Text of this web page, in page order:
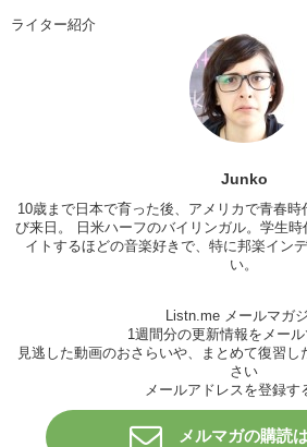
ライター紹介
Junko
10歳まで日本で育った後、アメリカで青春
び来日。 日米ハーフのバイリンガル。学生
イトするほどの音楽好きで、特に邦楽イン
い。
Listn.me メールマガ
1週間分の更新情報をメー
見逃した動画のおさらいや、まとめて復習
さい
メールアドレスを登録す
メルマガの購読